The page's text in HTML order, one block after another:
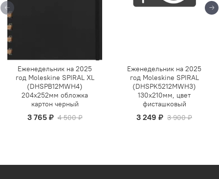
Еженедельник на 2025
год Moleskine SPIRAL XL
(DHSPB12MWH4)
204х252мм обложка
картон черный
3 765 ₽ 4 500 ₽
Еженедельник на 2025
год Moleskine SPIRAL
(DHSPK5212MWH3)
130х210мм, цвет
фисташковый
3 249 ₽ 3 900 ₽